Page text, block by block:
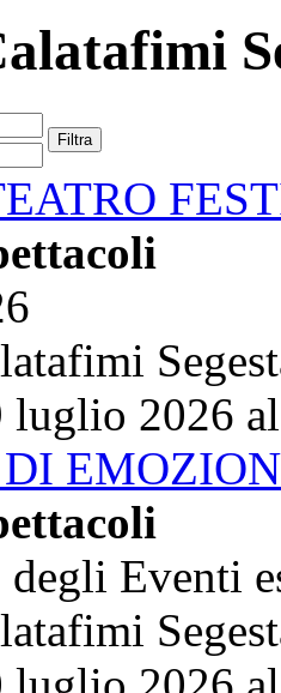
luglio 2026
degli Eventi